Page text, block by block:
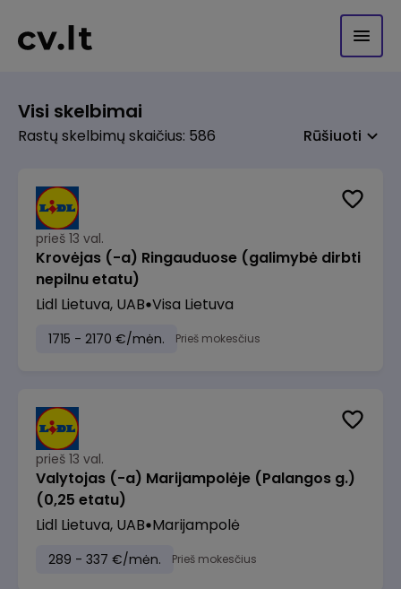
Visi skelbimai
Rastų skelbimų skaičius: 586 Rūšiuoti
prieš 13 val.
Krovėjas (-a) Ringauduose (galimybė dirbti
nepilnu etatu)
Lidl Lietuva, UAB Visa Lietuva
1715 - 2170 €/mėn. Prieš mokesčius
prieš 13 val.
Valytojas (-a) Marijampolėje (Palangos g.)
(0,25 etatu)
Lidl Lietuva, UAB Marijampolė
289 - 337 €/mėn. Prieš mokesčius